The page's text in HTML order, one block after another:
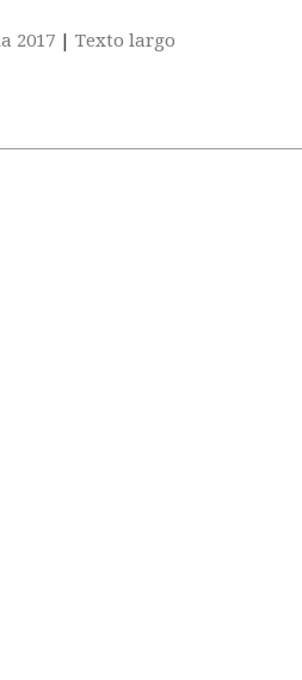
2017 |Texto largo